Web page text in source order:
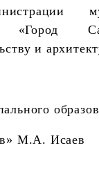
«Город
и
М.А. Исаев